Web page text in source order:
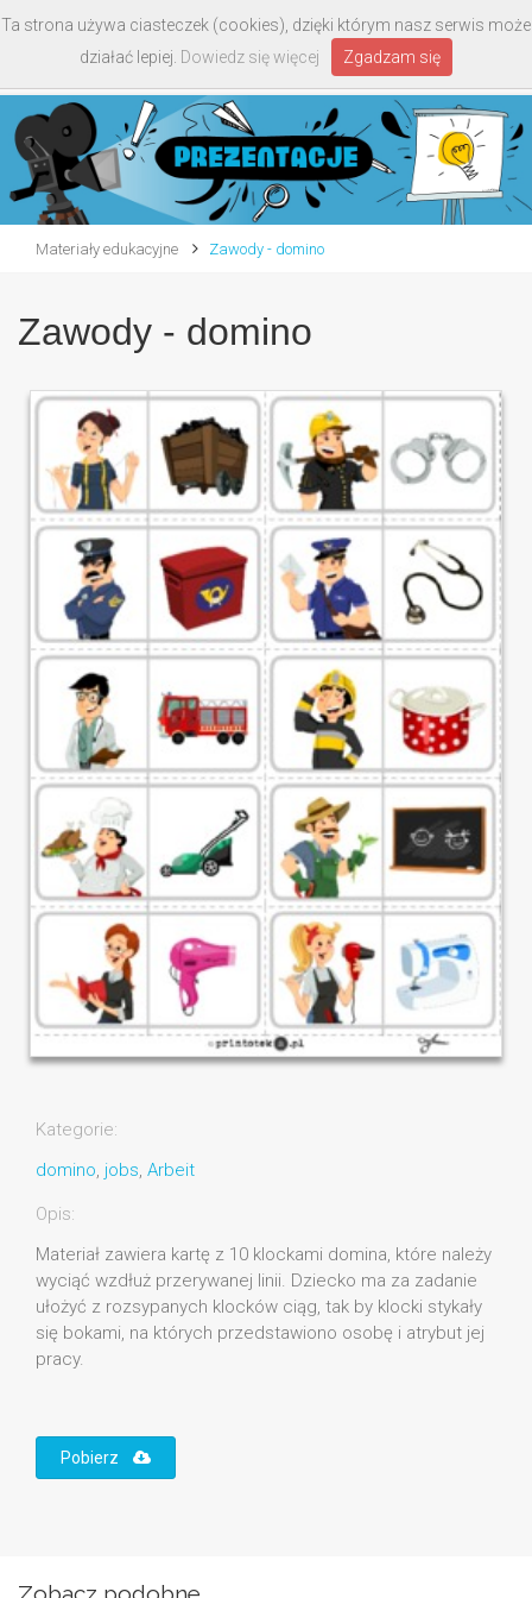
Materiały edukacyjne Zawody - domino
Zawody - domino
Kategorie:
domino, jobs, Arbeit
Opis:
Materiał zawiera kartę z 10 klockami domina, które należy
wyciąć wzdłuż przerywanej linii. Dziecko ma za zadanie
ułożyć z rozsypanych klocków ciąg, tak by klocki stykały
się bokami, na których przedstawiono osobę i atrybut jej
pracy.
Pobierz
Ta strona używa ciasteczek (cookies), dzięki którym nasz serwis może
działać lepiej. Dowiedz się więcej Zgadzam się